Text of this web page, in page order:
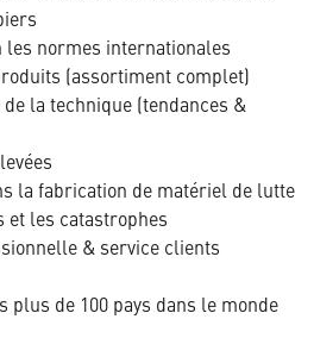
les normes internationales
(assortiment complet)
la technique (tendances &
la fabrication de matériel de lutte
et les catastrophes
& service clients
plus de 100 pays dans le monde